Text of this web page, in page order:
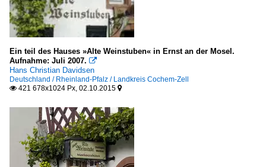
Ein teil des Hauses »Alte Weinstuben« in Ernst an der Mosel.
Aufnahme: Juli 2007. 
Hans Christian Davidsen
Deutschland / Rheinland-Pfalz / Landkreis Cochem-Zell
 421 678x1024 Px, 02.10.2015 